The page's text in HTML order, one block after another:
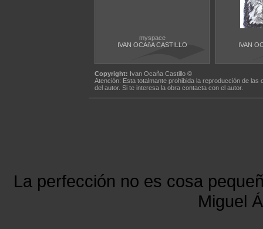
myspace
IVAN OCAñA CASTILLO
IVAN
Copyright: Ivan Ocaña Castillo ©
Atención: Esta totalmante prohibida la reproducción de
del autor. Si te interesa la obra contacta con el autor.
La perfección no es cosa
Miguel